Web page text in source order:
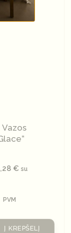
Vazos
€ su
PVM
Į KREPŠELĮ